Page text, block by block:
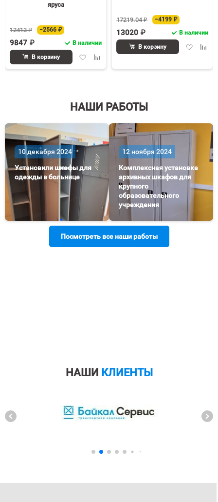
яруса
12413 ₽ −2566 ₽
9847 ₽ В наличии
ДобавитьДобавить
В корзину
17219.04 ₽ −4199 ₽
13020 ₽ В наличии
Добавить
В корзину
НАШИ РАБОТЫ
10 декабря 2024
Установили шкафы для
одежды в больнице
12 ноября 2024
Комплексная установка
архивных шкафов для
крупного
образовательного
учреждения
Посмотреть все наши работы
НАШИ КЛИЕНТЫ